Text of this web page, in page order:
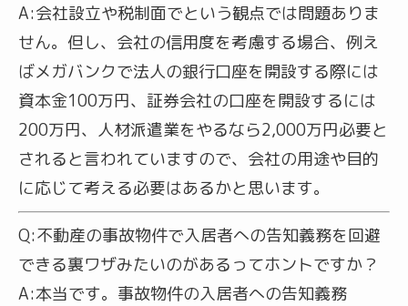
A:会社設立や税制面でという観点では問題ありま
せん。但し、会社の信用度を考慮する場合、例え
ばメガバンクで法人の銀行口座を開設する際には
資本金100万円、証券会社の口座を開設するには
200万円、人材派遣業をやるなら2,000万円必要と
されると言われていますので、会社の用途や目的
に応じて考える必要はあるかと思います。
Q:不動産の事故物件で入居者への告知義務を回避
できる裏ワザみたいのがあるってホントですか？
A:本当です。事故物件の入居者への告知義務